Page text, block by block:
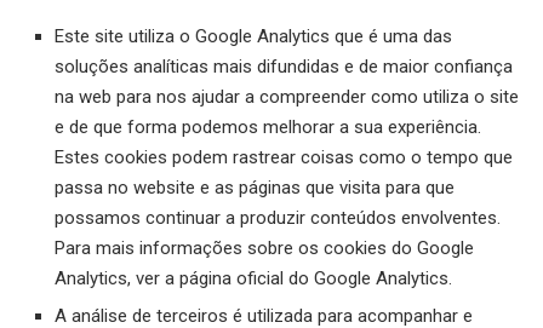
Este site utiliza o Google Analytics que é uma das
soluções analíticas mais difundidas e de maior confiança
na web para nos ajudar a compreender como utiliza o site
e de que forma podemos melhorar a sua experiência.
Estes cookies podem rastrear coisas como o tempo que
passa no website e as páginas que visita para que
possamos continuar a produzir conteúdos envolventes.
Para mais informações sobre os cookies do Google
Analytics, ver a página oficial do Google Analytics.
A análise de terceiros é utilizada para acompanhar e